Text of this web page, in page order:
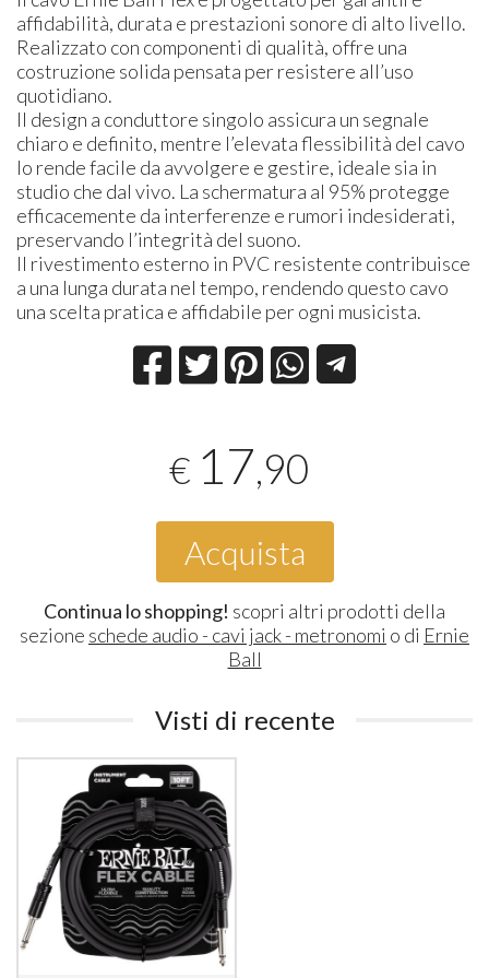
affidabilità, durata e prestazioni sonore di alto livello.
Realizzato con componenti di qualità, offre una
costruzione solida pensata per resistere all’uso
quotidiano.
Il design a conduttore singolo assicura un segnale
chiaro e definito, mentre l’elevata flessibilità del cavo
lo rende facile da avvolgere e gestire, ideale sia in
studio che dal vivo. La schermatura al 95% protegge
efficacemente da interferenze e rumori indesiderati,
preservando l’integrità del suono.
Il rivestimento esterno in PVC resistente contribuisce
a una lunga durata nel tempo, rendendo questo cavo
una scelta pratica e affidabile per ogni musicista.
€ 17,90
Acquista
Continua lo shopping! scopri altri prodotti della
sezione schede audio - cavi jack - metronomi o di Ernie
Ball
Visti di recente